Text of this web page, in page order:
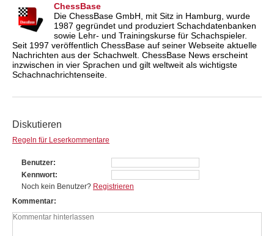
ChessBase
Die ChessBase GmbH, mit Sitz in Hamburg, wurde
1987 gegründet und produziert Schachdatenbanken
sowie Lehr- und Trainingskurse für Schachspieler.
Seit 1997 veröffentlich ChessBase auf seiner Webseite aktuelle
Nachrichten aus der Schachwelt. ChessBase News erscheint
inzwischen in vier Sprachen und gilt weltweit als wichtigste
Schachnachrichtenseite.
Diskutieren
Regeln für Leserkommentare
Benutzer
Kennwort
Noch kein Benutzer? Registrieren
Kommentar